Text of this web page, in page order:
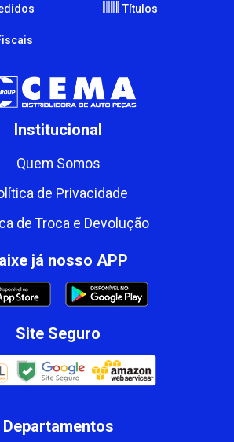
Títulos
Institucional
Quem Somos
de Privacidade
de Troca e Devolução
já nosso APP
Site Seguro
Departamentos